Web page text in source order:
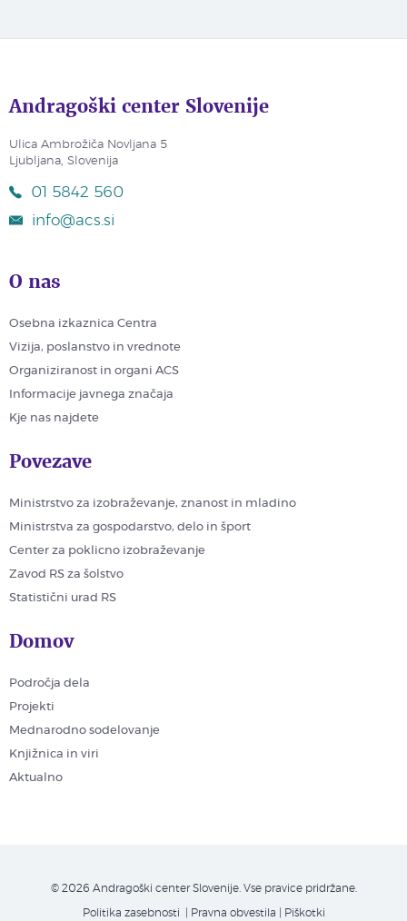
Andragoški center Slovenije
Ulica Ambrožiča Novljana 5
Ljubljana, Slovenija
01 5842 560
info@acs.si
O nas
Osebna izkaznica Centra
Vizija, poslanstvo in vrednote
Organiziranost in organi ACS
Informacije javnega značaja
Kje nas najdete
Povezave
Ministrstvo za izobraževanje, znanost in mladino
Ministrstva za gospodarstvo, delo in šport
Center za poklicno izobraževanje
Zavod RS za šolstvo
Statistični urad RS
Domov
Področja dela
Projekti
Mednarodno sodelovanje
Knjižnica in viri
Aktualno
© 2026 Andragoški center Slovenije. Vse pravice pridržane.
Politika zasebnosti | Pravna obvestila Piškotki